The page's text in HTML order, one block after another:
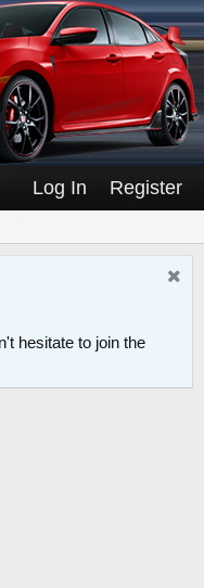
Log In Register
hesitate to join the